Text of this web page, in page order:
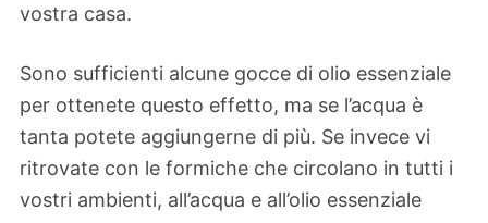
vostra casa.
Sono sufficienti alcune gocce di olio essenziale
per ottenete questo effetto, ma se l’acqua è
tanta potete aggiungerne di più. Se invece vi
ritrovate con le formiche che circolano in tutti i
vostri ambienti, all’acqua e all’olio essenziale